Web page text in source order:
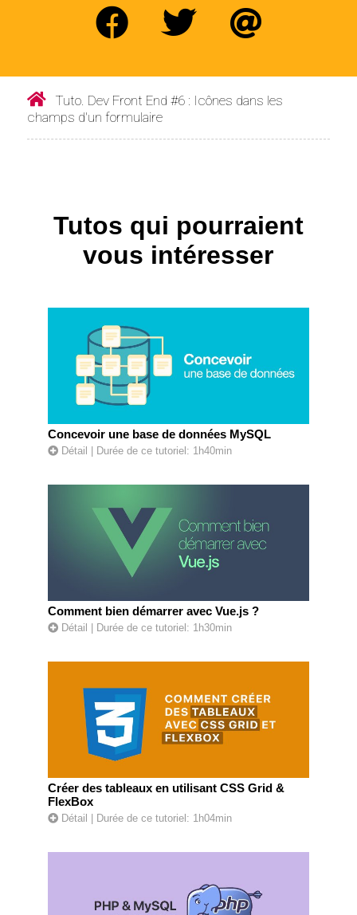
Tuto. Dev Front End #6 : Icônes dans les
champs d'un formulaire
Tutos qui pourraient
vous intéresser
Concevoir une base de données MySQL
Détail | Durée de ce tutoriel: 1h40min
Comment bien démarrer avec Vue.js ?
Détail | Durée de ce tutoriel: 1h30min
Créer des tableaux en utilisant CSS Grid &
FlexBox
Détail | Durée de ce tutoriel: 1h04min